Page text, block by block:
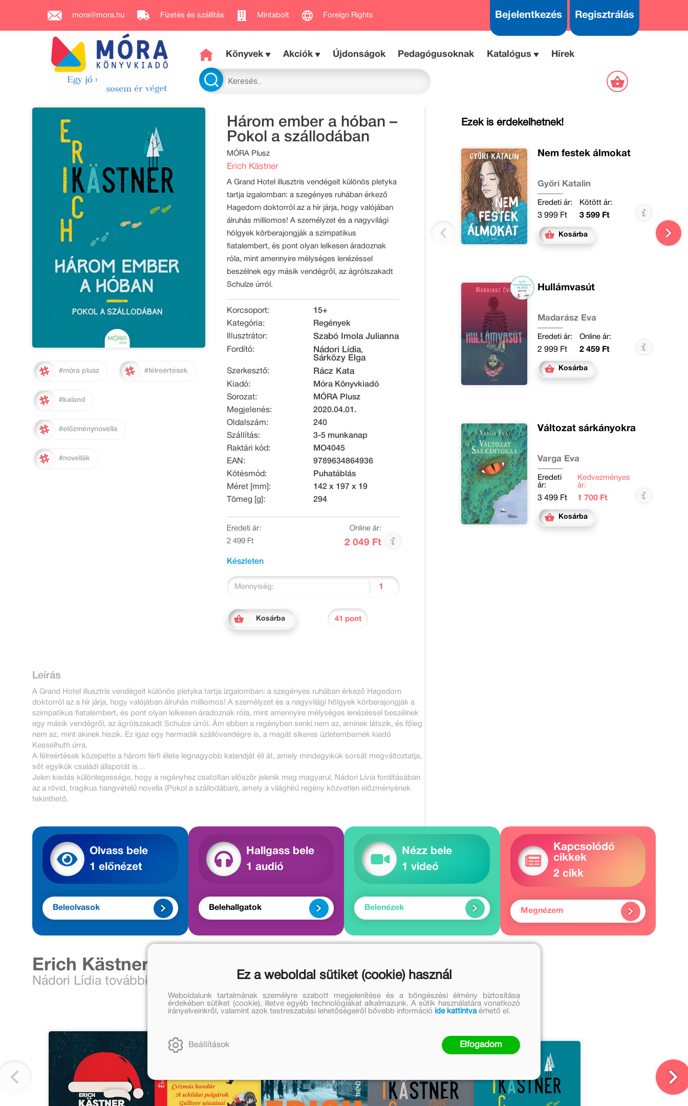
mora@mora.hu Fizetés és szállítás Mintabolt Foreign Rights Bejelentkezés Regisztrálás
Könyvek Akciók Újdonságok Pedagógusoknak Katalógus Hírek
#móra plusz #félreértések
#kaland
#előzménynovella
#novellák
Három ember a hóban –
Pokol a szállodában
MÓRA Plusz
Erich Kästner
A Grand Hotel illusztris vendégeit különös pletyka
tartja izgalomban: a szegényes ruhában érkező
Hagedorn doktorról az a hír járja, hogy valójában
álruhás milliomos! A személyzet és a nagyvilági
hölgyek körberajongják a szimpatikus
fiatalembert, és pont olyan lelkesen áradoznak
róla, mint amennyire mélységes lenézéssel
beszélnek egy másik vendégről, az ágrólszakadt
Schulze úrról.
Korcsoport:
15+
Kategória:
Regények
Illusztrátor:
Szabó Imola Julianna
Fordító: Nádori Lídia,
Sárközy Elga
Szerkesztő: Rácz Kata
Kiadó:
Móra Könyvkiadó
Sorozat:
MÓRA Plusz
Megjelenés:
2020.04.01.
Oldalszám:
240
Szállítás:
3-5 munkanap
Raktári kód:
MO4045
EAN:
9789634864936
Kötésmód:
Puhatáblás
Méret [mm]:
142 x 197 x 19
Tömeg [g]:
294
Eredeti ár:
2 499 Ft
Online ár:
2 049 Ft
Készleten
Mennyiség:
Kosárba 41 pont
Leírás
A Grand Hotel illusztris vendégeit különös pletyka tartja izgalomban: a szegényes ruhában érkező Hagedorn
doktorról az a hír járja, hogy valójában álruhás milliomos! A személyzet és a nagyvilági hölgyek körberajongják a
szimpatikus fiatalembert, és pont olyan lelkesen áradoznak róla, mint amennyire mélységes lenézéssel beszélnek
egy másik vendégről, az ágrólszakadt Schulze úrról. Ám ebben a regényben senki nem az, aminek látszik, és főleg
nem az, mint akinek hiszik. Ez igaz egy harmadik szállóvendégre is, a magát sikeres üzletembernek kiadó
Kesselhuth úrra.
A félreértések közepette a három férfi élete legnagyobb kalandját éli át, amely mindegyikük sorsát megváltoztatja,
sőt egyikük családi állapotát is…
Jelen kiadás különlegessége, hogy a regényhez csatoltan először jelenik meg magyarul, Nádori Lívia fordításában
az a rövid, tragikus hangvételű novella (Pokol a szállodában), amely a világhírű regény közvetlen előzményének
tekinthető.
Ezek is érdekelhetnek!
Nem festek álmokat
Győri Katalin
Eredeti ár:
3 999 Ft
Kötött ár:
3 599 Ft
Kosárba
Hullámvasút
Madarász Éva
Eredeti ár:
2 999 Ft
Online ár:
2 459 Ft
Kosárba
Változat sárkányokra
Varga Éva
Eredeti
ár:
3 499 Ft
Kedvezményes
ár:
1 700 Ft
Kosárba
Olvass bele
1 előnézet
Beleolvasok
Hallgass bele
1 audió
Belehallgatok
Nézz bele
1 videó
Belenézek
Kapcsolódó
cikkek
2 cikk
Megnézem
Erich Kästner további művei
Szabó Imola Julianna további művei
Nádori Lídia további művei
Sárközy Elga további művei A sorozat további részei
Ez a weboldal sütiket (cookie) használ
Weboldalunk tartalmának személyre szabott megjelenítése és a böngészési élmény biztosítása
érdekében sütiket (cookie), illetve egyéb technológiákat alkalmazunk. A sütik használatára vonatkozó
irányelveinkről, valamint azok testreszabási lehetőségeiről bővebb információ ide kattintvaérhető el.
Beállítások Elfogadom